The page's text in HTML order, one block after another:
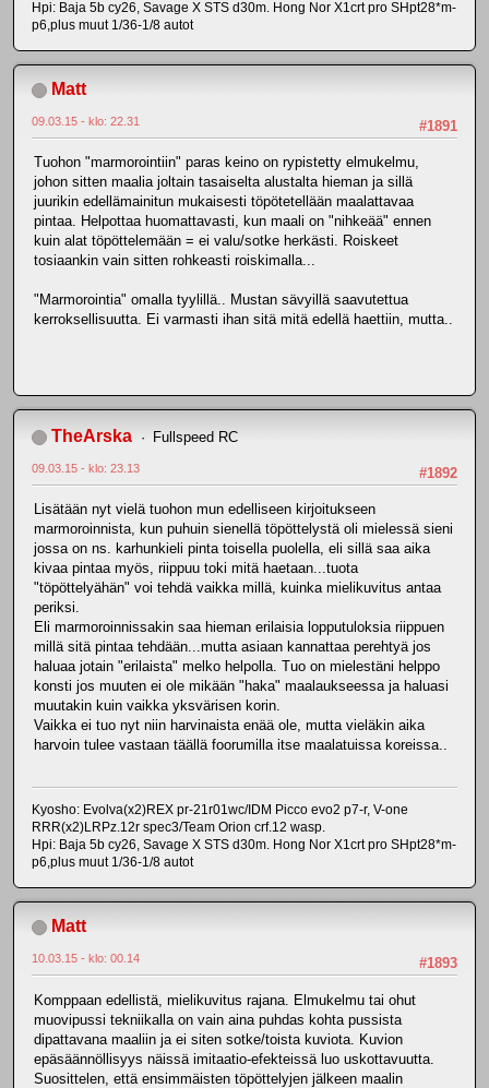
Hpi: Baja 5b cy26, Savage X STS d30m. Hong Nor X1crt pro SHpt28*m-
p6,plus muut 1/36-1/8 autot
Matt
#1891
09.03.15 - klo: 22.31
Tuohon "marmorointiin" paras keino on rypistetty elmukelmu,
johon sitten maalia joltain tasaiselta alustalta hieman ja sillä
juurikin edellämainitun mukaisesti töpötetellään maalattavaa
pintaa. Helpottaa huomattavasti, kun maali on "nihkeää" ennen
kuin alat töpöttelemään = ei valu/sotke herkästi. Roiskeet
tosiaankin vain sitten rohkeasti roiskimalla...
"Marmorointia" omalla tyylillä.. Mustan sävyillä saavutettua
kerroksellisuutta. Ei varmasti ihan sitä mitä edellä haettiin, mutta..
TheArska Fullspeed RC
#1892
09.03.15 - klo: 23.13
Lisätään nyt vielä tuohon mun edelliseen kirjoitukseen
marmoroinnista, kun puhuin sienellä töpöttelystä oli mielessä sieni
jossa on ns. karhunkieli pinta toisella puolella, eli sillä saa aika
kivaa pintaa myös, riippuu toki mitä haetaan...tuota
"töpöttelyähän" voi tehdä vaikka millä, kuinka mielikuvitus antaa
periksi.
Eli marmoroinnissakin saa hieman erilaisia lopputuloksia riippuen
millä sitä pintaa tehdään...mutta asiaan kannattaa perehtyä jos
haluaa jotain "erilaista" melko helpolla. Tuo on mielestäni helppo
konsti jos muuten ei ole mikään "haka" maalaukseessa ja haluasi
muutakin kuin vaikka yksvärisen korin.
Vaikka ei tuo nyt niin harvinaista enää ole, mutta vieläkin aika
harvoin tulee vastaan täällä foorumilla itse maalatuissa koreissa..
Kyosho: Evolva(x2)REX pr-21r01wc/IDM Picco evo2 p7-r, V-one
RRR(x2)LRPz.12r spec3/Team Orion crf.12 wasp.
Hpi: Baja 5b cy26, Savage X STS d30m. Hong Nor X1crt pro SHpt28*m-
p6,plus muut 1/36-1/8 autot
Matt
#1893
10.03.15 - klo: 00.14
Komppaan edellistä, mielikuvitus rajana. Elmukelmu tai ohut
muovipussi tekniikalla on vain aina puhdas kohta pussista
dipattavana maaliin ja ei siten sotke/toista kuviota. Kuvion
epäsäännöllisyys näissä imitaatio-efekteissä luo uskottavuutta.
Suosittelen, että ensimmäisten töpöttelyjen jälkeen maalin